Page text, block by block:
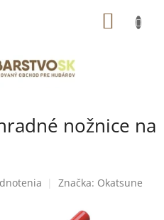
nožnice na
Značka: Okatsune